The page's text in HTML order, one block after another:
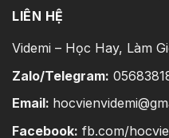
LIÊN HỆ
Videmi – Học Hay, Làm
Zalo/Telegram:
Email:
Facebook: fb.com/